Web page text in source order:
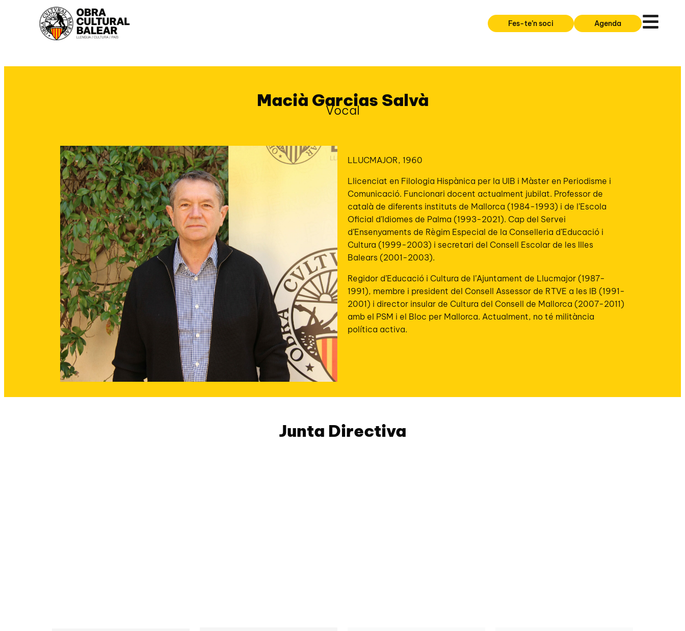
Fes-te’n soci Agenda
Macià Garcias Salvà
Vocal
LLUCMAJOR, 1960
Llicenciat en Filologia Hispànica per la UIB i Màster en Periodisme i
Comunicació. Funcionari docent actualment jubilat. Professor de
català de diferents instituts de Mallorca (1984-1993) i de l’Escola
Oficial d’Idiomes de Palma (1993-2021). Cap del Servei
d’Ensenyaments de Règim Especial de la Conselleria d’Educació i
Cultura (1999-2003) i secretari del Consell Escolar de les Illes
Balears (2001-2003).
Regidor d’Educació i Cultura de l’Ajuntament de Llucmajor (1987-
1991), membre i president del Consell Assessor de RTVE a les IB (1991-
2001) i director insular de Cultura del Consell de Mallorca (2007-2011)
amb el PSM i el Bloc per Mallorca. Actualment, no té militància
política activa.
Junta Directiva